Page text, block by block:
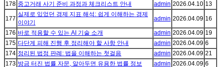
178 중고거래 사기 준비 과정과 체크리스트 안내 admin 2026.04.10 13
177
실제로 있었던 경제 지표 해석: 쉽게 이해하는 경제
이야기
admin 2026.04.09 16
176 바로 적용할 수 있는 AI 기술 소개 admin 2026.04.09 19
175 다단계 피해 진행 후 정리해야 할 사항 안내 admin 2026.04.09 6
174 정리된 법정 판례: 법을 이해하는 첫걸음 admin 2026.04.09 21
173 방금 터진 법률 자문, 알아두면 유용한 법률 정보 admin 2026.04.09 6